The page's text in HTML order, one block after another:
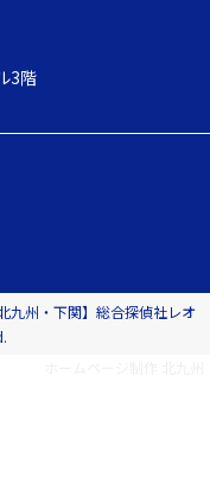
3階
州・下関】総合探偵社レオ